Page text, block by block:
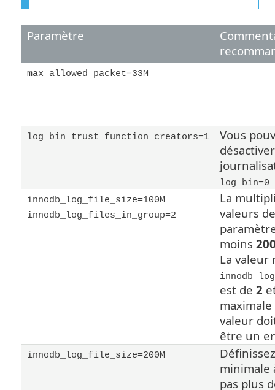
Paramètre
max_allowed_packet=33M
log_bin_trust_function_creators=1
Vous
log_bin=0
innodb_log_file_size=100M
innodb_log_files_in_group=2
La
valeurs
moins
La valeur
est de 2
valeur
être un
innodb_log_file_size=200M
minimale
pas plus